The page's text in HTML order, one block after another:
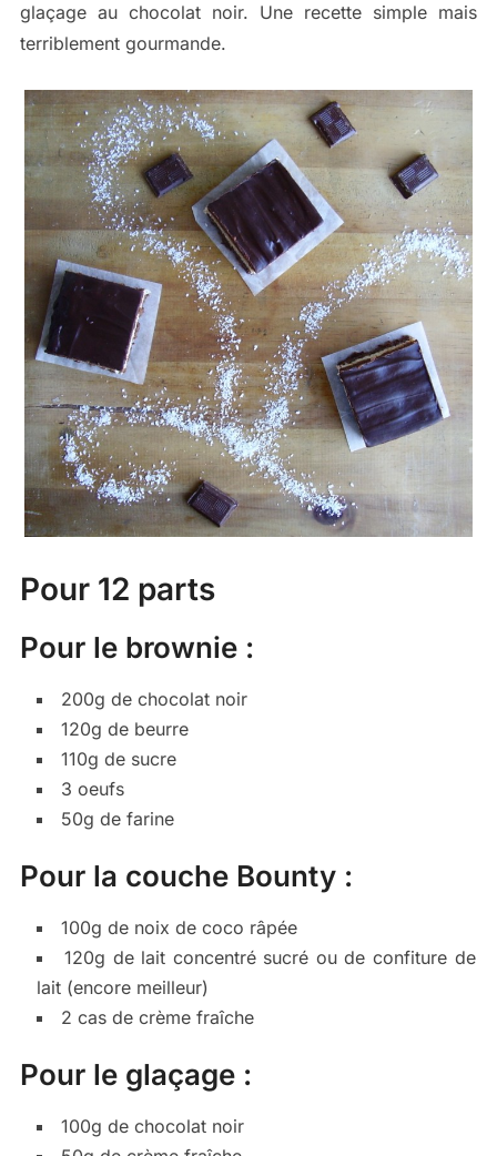
glaçage au chocolat noir. Une recette simple mais
terriblement gourmande.
Pour 12 parts
Pour le brownie :
200g de chocolat noir
120g de beurre
110g de sucre
3 oeufs
50g de farine
Pour la couche Bounty :
100g de noix de coco râpée
120g de lait concentré sucré ou de confiture de
lait (encore meilleur)
2 cas de crème fraîche
Pour le glaçage :
100g de chocolat noir